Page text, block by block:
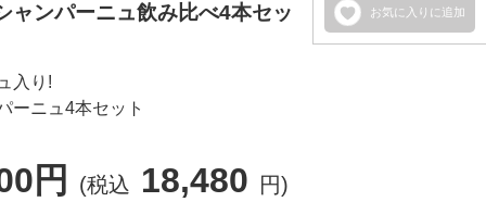
お気に入りに追加
ャンパーニュ飲み比べ4本セッ
入り!
ーニュ4本セット
円 (税込 18,480 円)